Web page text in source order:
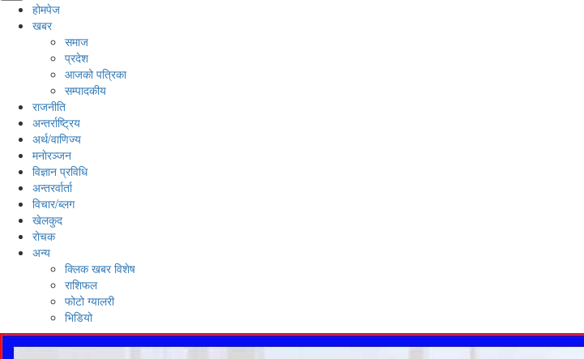
होमपेज
खबर
समाज
प्रदेश
आजको पत्रिका
सम्पादकीय
राजनीति
अन्तर्राष्ट्रिय
अर्थ/वाणिज्य
मनाेरञ्जन
विज्ञान प्रविधि
अन्तरर्वार्ता
विचार/ब्लग
खेलकुद
रोचक
अन्य
क्लिक खबर विशेष
राशिफल
फोटो ग्यालरी
भिडियो